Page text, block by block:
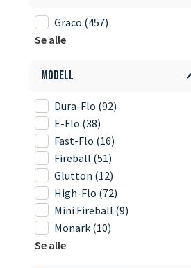
Graco (457)
Se alle
Modell
Dura-Flo (92)
E-Flo (38)
Fast-Flo (16)
Fireball (51)
Glutton (12)
High-Flo (72)
Mini Fireball (9)
Monark (10)
Se alle